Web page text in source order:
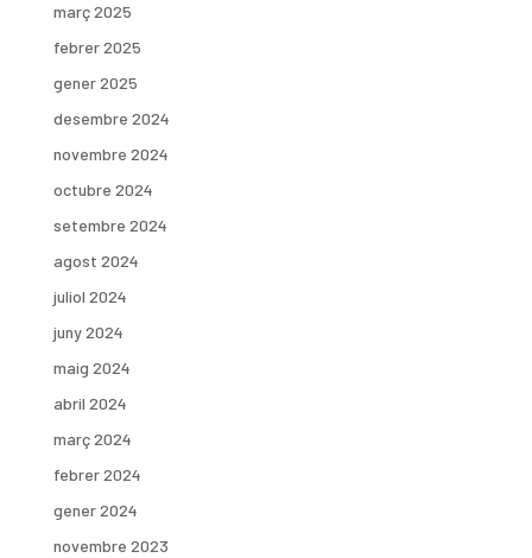
març 2025
febrer 2025
gener 2025
desembre 2024
novembre 2024
octubre 2024
setembre 2024
agost 2024
juliol 2024
juny 2024
maig 2024
abril 2024
març 2024
febrer 2024
gener 2024
novembre 2023